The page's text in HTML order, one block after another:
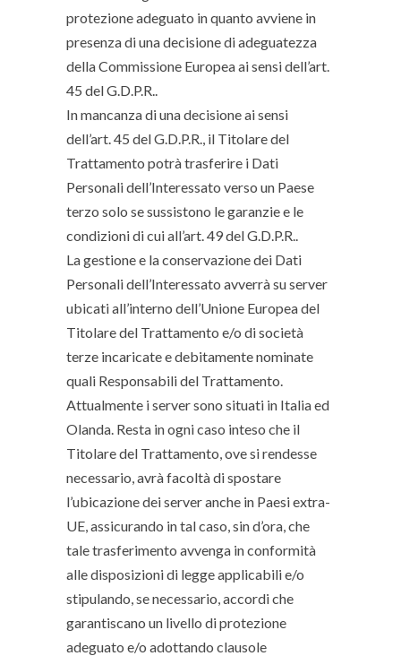
protezione adeguato in quanto avviene in
presenza di una decisione di adeguatezza
della Commissione Europea ai sensi dell’art.
45 del G.D.P.R..
In mancanza di una decisione ai sensi
dell’art. 45 del G.D.P.R., il Titolare del
Trattamento potrà trasferire i Dati
Personali dell’Interessato verso un Paese
terzo solo se sussistono le garanzie e le
condizioni di cui all’art. 49 del G.D.P.R..
La gestione e la conservazione dei Dati
Personali dell’Interessato avverrà su server
ubicati all’interno dell’Unione Europea del
Titolare del Trattamento e/o di società
terze incaricate e debitamente nominate
quali Responsabili del Trattamento.
Attualmente i server sono situati in Italia ed
Olanda. Resta in ogni caso inteso che il
Titolare del Trattamento, ove si rendesse
necessario, avrà facoltà di spostare
l’ubicazione dei server anche in Paesi extra-
UE, assicurando in tal caso, sin d’ora, che
tale trasferimento avvenga in conformità
alle disposizioni di legge applicabili e/o
stipulando, se necessario, accordi che
garantiscano un livello di protezione
adeguato e/o adottando clausole